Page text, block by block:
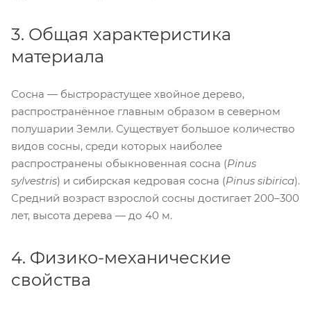
3. Общая характеристика
материала
Сосна — быстрорастущее хвойное дерево,
распространённое главным образом в северном
полушарии Земли. Существует большое количество
видов сосны, среди которых наиболее
распространены обыкновенная сосна (Pinus
sylvestris) и сибирская кедровая сосна (Pinus sibirica).
Средний возраст взрослой сосны достигает 200–300
лет, высота дерева — до 40 м.
4. Физико-механические
свойства